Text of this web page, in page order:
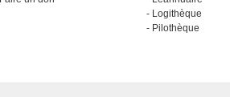
Logithèque
Pilothèque